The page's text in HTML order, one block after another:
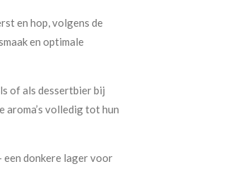
en hop, volgens de
en optimale
of als dessertbier bij
aroma’s volledig tot hun
een donkere lager voor